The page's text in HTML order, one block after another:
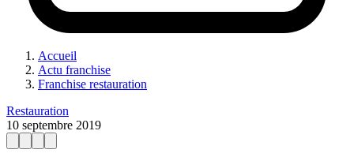
Accueil
Actu franchise
Franchise restauration
Restauration
10 septembre 2019